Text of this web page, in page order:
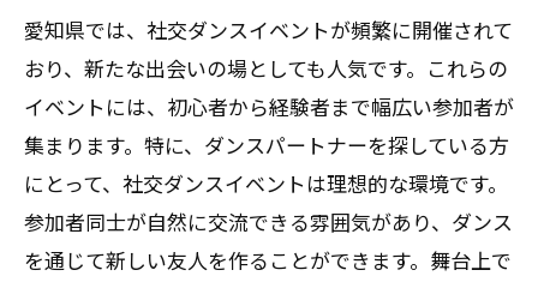
愛知県では、社交ダンスイベントが頻繁に開催されて
おり、新たな出会いの場としても人気です。これらの
イベントには、初心者から経験者まで幅広い参加者が
集まります。特に、ダンスパートナーを探している方
にとって、社交ダンスイベントは理想的な環境です。
参加者同士が自然に交流できる雰囲気があり、ダンス
を通じて新しい友人を作ることができます。舞台上で